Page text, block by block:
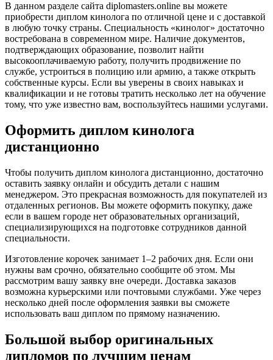
В данном разделе сайта diplomasters.online вы можете
приобрести диплом кинолога по отличной цене и с доставкой
в любую точку страны. Специальность «кинолог» достаточно
востребована в современном мире. Наличие документов,
подтверждающих образование, позволит найти
высокооплачиваемую работу, получить продвижение по
службе, устроиться в полицию или армию, а также открыть
собственные курсы. Если вы уверены в своих навыках и
квалификации и не готовы тратить несколько лет на обучение
тому, что уже известно вам, воспользуйтесь нашими услугами.
Оформить диплом кинолога
дистанционно
Чтобы получить диплом кинолога дистанционно, достаточно
оставить заявку онлайн и обсудить детали с нашим
менеджером. Это прекрасная возможность для покупателей из
отдаленных регионов. Вы можете оформить покупку, даже
если в вашем городе нет образовательных организаций,
специализирующихся на подготовке сотрудников данной
специальности.
Изготовление корочек занимает 1–2 рабочих дня. Если они
нужны вам срочно, обязательно сообщите об этом. Мы
рассмотрим вашу заявку вне очереди. Доставка заказов
возможна курьерскими или почтовыми службами. Уже через
несколько дней после оформления заявки вы сможете
использовать ваш диплом по прямому назначению.
Большой выбор оригинальных
дипломов по лучшим ценам